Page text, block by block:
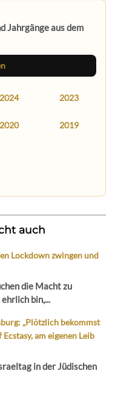
Jahrgänge aus dem
2024 2023
2020 2019
auch
Lockdown zwingen und
die Macht zu
bin,...
„Plötzlich bekommst
am eigenen Leib
in der Jüdischen